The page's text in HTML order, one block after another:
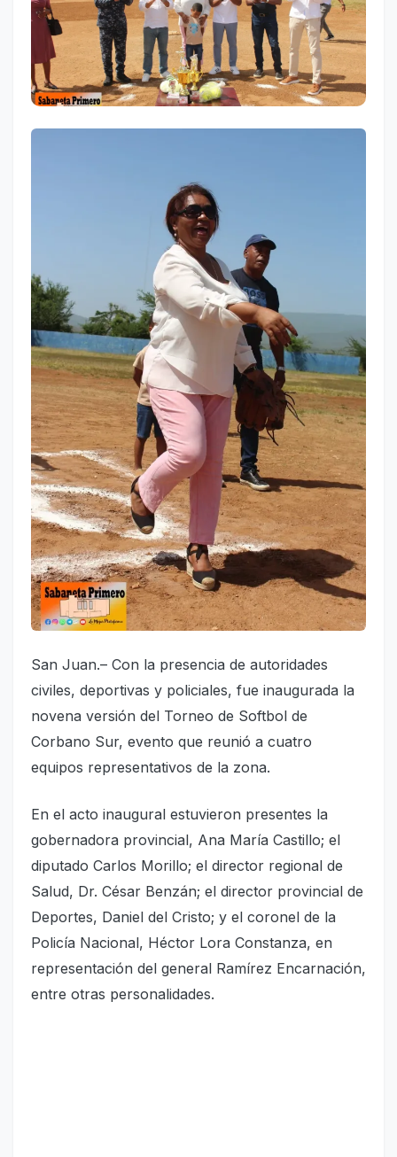
San Juan.– Con la presencia de autoridades
civiles, deportivas y policiales, fue inaugurada la
novena versión del Torneo de Softbol de
Corbano Sur, evento que reunió a cuatro
equipos representativos de la zona.
En el acto inaugural estuvieron presentes la
gobernadora provincial, Ana María Castillo; el
diputado Carlos Morillo; el director regional de
Salud, Dr. César Benzán; el director provincial de
Deportes, Daniel del Cristo; y el coronel de la
Policía Nacional, Héctor Lora Constanza, en
representación del general Ramírez Encarnación,
entre otras personalidades.